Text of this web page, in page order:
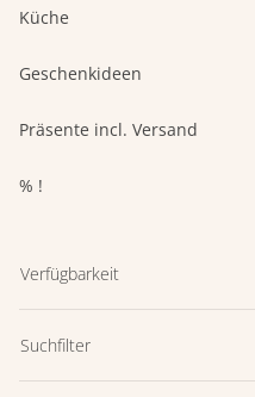
Küche
Geschenkideen
Präsente incl. Versand
% !
Verfügbarkeit
Suchfilter